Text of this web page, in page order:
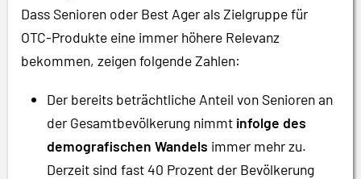
Dass Senioren oder Best Ager als Zielgruppe für
OTC-Produkte eine immer höhere Relevanz
bekommen, zeigen folgende Zahlen:
Der bereits beträchtliche Anteil von Senioren an
der Gesamtbevölkerung nimmt infolge des
demografischen Wandels immer mehr zu.
Derzeit sind fast 40 Prozent der Bevölkerung